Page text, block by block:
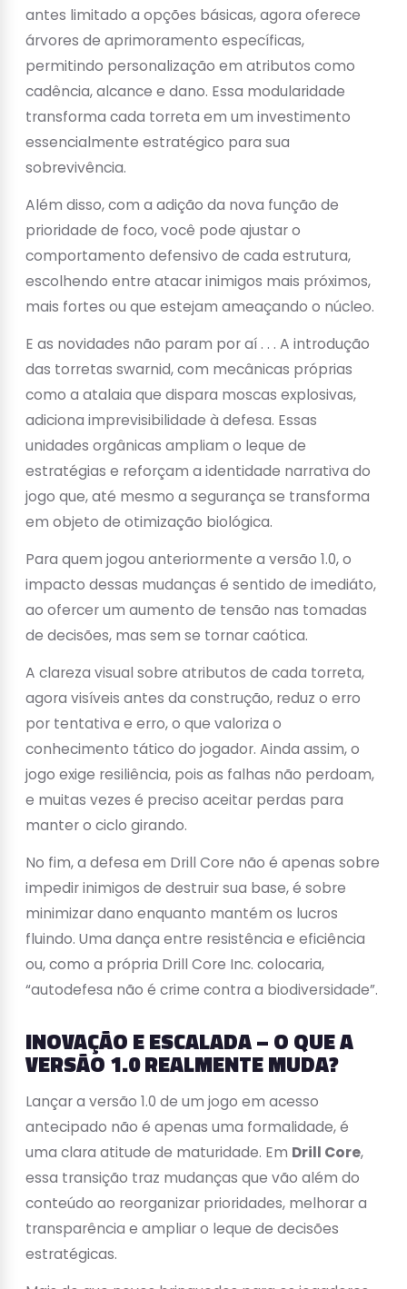
antes limitado a opções básicas, agora oferece
árvores de aprimoramento específicas,
permitindo personalização em atributos como
cadência, alcance e dano. Essa modularidade
transforma cada torreta em um investimento
essencialmente estratégico para sua
sobrevivência.
Além disso, com a adição da nova função de
prioridade de foco, você pode ajustar o
comportamento defensivo de cada estrutura,
escolhendo entre atacar inimigos mais próximos,
mais fortes ou que estejam ameaçando o núcleo.
E as novidades não param por aí . . . A introdução
das torretas swarnid, com mecânicas próprias
como a atalaia que dispara moscas explosivas,
adiciona imprevisibilidade à defesa. Essas
unidades orgânicas ampliam o leque de
estratégias e reforçam a identidade narrativa do
jogo que, até mesmo a segurança se transforma
em objeto de otimização biológica.
Para quem jogou anteriormente a versão 1.0, o
impacto dessas mudanças é sentido de imediáto,
ao ofercer um aumento de tensão nas tomadas
de decisões, mas sem se tornar caótica.
A clareza visual sobre atributos de cada torreta,
agora visíveis antes da construção, reduz o erro
por tentativa e erro, o que valoriza o
conhecimento tático do jogador. Ainda assim, o
jogo exige resiliência, pois as falhas não perdoam,
e muitas vezes é preciso aceitar perdas para
manter o ciclo girando.
No fim, a defesa em Drill Core não é apenas sobre
impedir inimigos de destruir sua base, é sobre
minimizar dano enquanto mantém os lucros
fluindo. Uma dança entre resistência e eficiência
ou, como a própria Drill Core Inc. colocaria,
“autodefesa não é crime contra a biodiversidade”.
INOVAÇÃO E ESCALADA – O QUE A
VERSÃO 1.0 REALMENTE MUDA?
Lançar a versão 1.0 de um jogo em acesso
antecipado não é apenas uma formalidade, é
uma clara atitude de maturidade. Em Drill Core,
essa transição traz mudanças que vão além do
conteúdo ao reorganizar prioridades, melhorar a
transparência e ampliar o leque de decisões
estratégicas.